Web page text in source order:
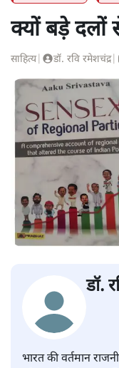
क्यों बड़े दलों
साहित्य| डॉ. रवि रमेशचंद्र|
डॉ.
भारत की वर्तमान